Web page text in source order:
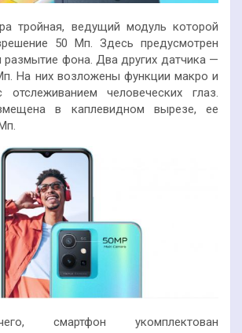
тройная, ведущий модуль которой
50 Мп. Здесь предусмотрен
фона. Два других датчика —
На них возложены функции макро и
отслеживанием человеческих глаз.
в каплевидном вырезе, ее
смартфон укомплектован